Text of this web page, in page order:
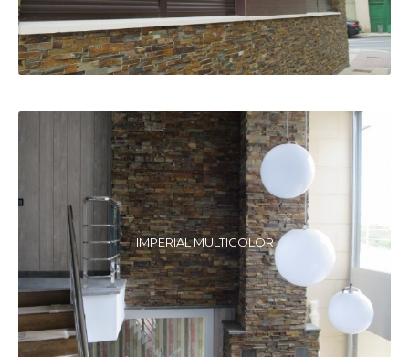
IMPERIAL MULTICOLOR